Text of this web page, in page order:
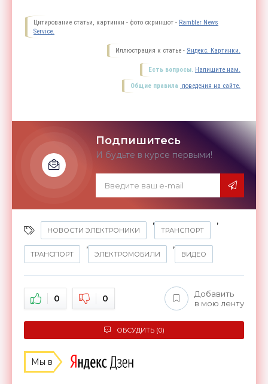
Цитирование статьи, картинки - фото скриншот - Rambler News
Service.
Иллюстрация к статье - Яндекс. Картинки.
Есть вопросы. Напишите нам.
Общие правила поведения на сайте.
Подпишитесь
И будьте в курсе первыми!
НОВОСТИ ЭЛЕКТРОНИКИ
,
ТРАНСПОРТ
,
ТРАНСПОРТ
,
ЭЛЕКТРОМОБИЛИ
,
ВИДЕО
0 0
Добавить
в мою ленту
ОБСУДИТЬ (0)
Мы в